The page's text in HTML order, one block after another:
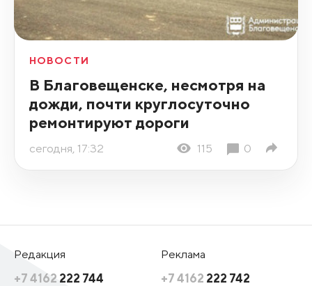
НОВОСТИ
В Благовещенске, несмотря на
дожди, почти круглосуточно
ремонтируют дороги
сегодня, 17:32 115 0
Редакция
+7 4162 222 744
Реклама
+7 4162 222 742